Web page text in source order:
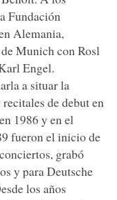
Fundación
Alemania,
Munich con Rosl
Engel.
a situar la
de debut en
1986 y en el
fueron el inicio de
grabó
y para Deutsche
los años